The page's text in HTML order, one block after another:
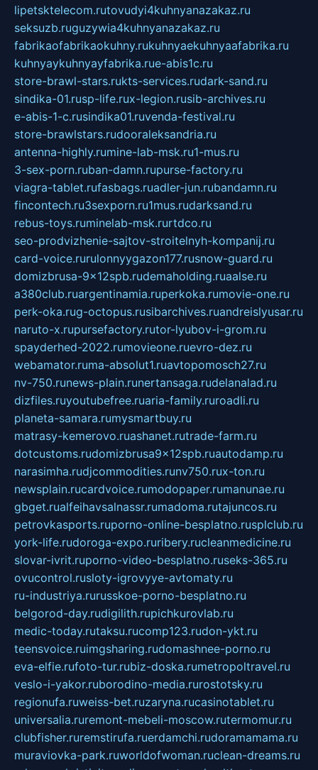
lipetsktelecom.rutovudyi4kuhnyanazakaz.ru
seksuzb.ruguzywia4kuhnyanazakaz.ru
fabrikaofabrikaokuhny.rukuhnyaekuhnyaafabrika.ru
kuhnyaykuhnyayfabrika.rue-abis1c.ru
store-brawl-stars.rukts-services.rudark-sand.ru
sindika-01.rusp-life.rux-legion.rusib-archives.ru
e-abis-1-c.rusindika01.ruvenda-festival.ru
store-brawlstars.rudooraleksandria.ru
antenna-highly.rumine-lab-msk.ru1-mus.ru
3-sex-porn.ruban-damn.rupurse-factory.ru
viagra-tablet.rufasbags.ruadler-jun.rubandamn.ru
fincontech.ru3sexporn.ru1mus.rudarksand.ru
rebus-toys.ruminelab-msk.rurtdco.ru
seo-prodvizhenie-sajtov-stroitelnyh-kompanij.ru
card-voice.rurulonnyygazon177.rusnow-guard.ru
domizbrusa-9x12spb.rudemaholding.ruaalse.ru
a380club.ruargentinamia.ruperkoka.rumovie-one.ru
perk-oka.rug-octopus.rusibarchives.ruandreislyusar.ru
naruto-x.rupursefactory.rutor-lyubov-i-grom.ru
spayderhed-2022.rumovieone.ruevro-dez.ru
webamator.ruma-absolut1.ruavtopomosch27.ru
nv-750.runews-plain.runertansaga.rudelanalad.ru
dizfiles.ruyoutubefree.ruaria-family.ruroadli.ru
planeta-samara.rumysmartbuy.ru
matrasy-kemerovo.ruashanet.rutrade-farm.ru
dotcustoms.rudomizbrusa9x12spb.ruautodamp.ru
narasimha.rudjcommodities.runv750.rux-ton.ru
newsplain.rucardvoice.rumodopaper.rumanunae.ru
gbget.rualfeihavsalnassr.rumadoma.rutajuncos.ru
petrovkasports.ruporno-online-besplatno.rusplclub.ru
york-life.rudoroga-expo.ruribery.rucleanmedicine.ru
slovar-ivrit.ruporno-video-besplatno.ruseks-365.ru
ovucontrol.rusloty-igrovyye-avtomaty.ru
ru-industriya.rurusskoe-porno-besplatno.ru
belgorod-day.rudigilith.rupichkurovlab.ru
medic-today.rutaksu.rucomp123.rudon-ykt.ru
teensvoice.ruimgsharing.rudomashnee-porno.ru
eva-elfie.rufoto-tur.rubiz-doska.rumetropoltravel.ru
veslo-i-yakor.ruborodino-media.rurostotsky.ru
regionufa.ruweiss-bet.ruzaryna.rucasinotablet.ru
universalia.ruremont-mebeli-moscow.rutermomur.ru
clubfisher.ruremstirufa.ruerdamchi.rudoramamama.ru
muraviovka-park.ruworldofwoman.ruclean-dreams.ru